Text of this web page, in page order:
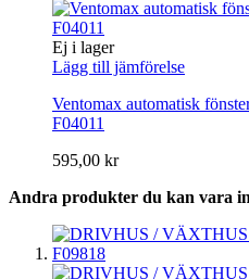
Ej i lager
Lägg till jämförelse
Ventomax automatisk
F04011
595,00 kr
Andra produkter du kan vara